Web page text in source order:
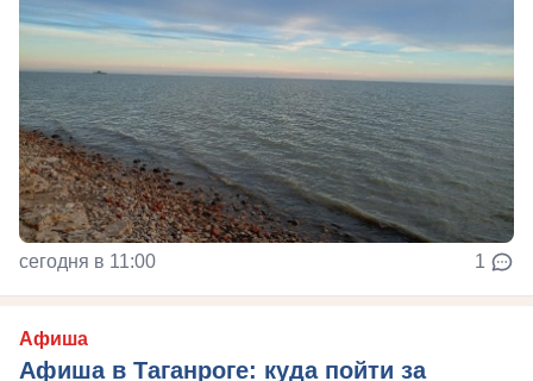
сегодня в 11:00 1
Афиша
Афиша в Таганроге: куда пойти за